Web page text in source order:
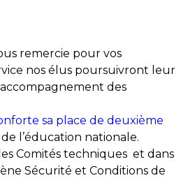
remercie pour vos
nos élus poursuivront leur
des
sa place de deuxième
l’éducation nationale.
Comités techniques et dans
Sécurité et Conditions de